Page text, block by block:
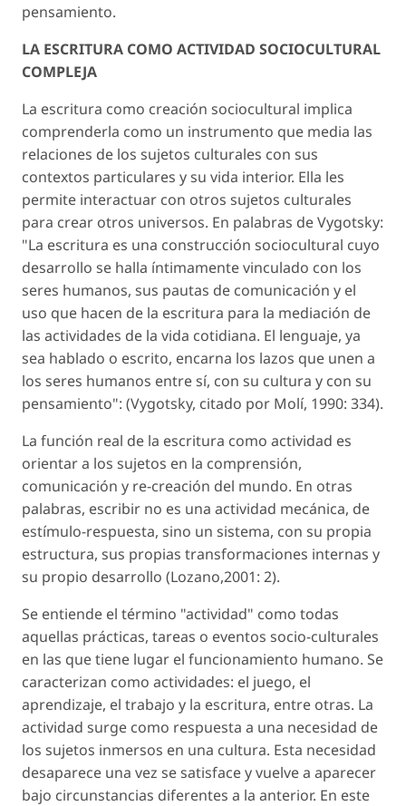
pensamiento.
LA ESCRITURA COMO ACTIVIDAD SOCIOCULTURAL
COMPLEJA
La escritura como creación sociocultural implica
comprenderla como un instrumento que media las
relaciones de los sujetos culturales con sus
contextos particulares y su vida interior. Ella les
permite interactuar con otros sujetos culturales
para crear otros universos. En palabras de Vygotsky:
"La escritura es una construcción sociocultural cuyo
desarrollo se halla íntimamente vinculado con los
seres humanos, sus pautas de comunicación y el
uso que hacen de la escritura para la mediación de
las actividades de la vida cotidiana. El lenguaje, ya
sea hablado o escrito, encarna los lazos que unen a
los seres humanos entre sí, con su cultura y con su
pensamiento": (Vygotsky, citado por Molí, 1990: 334).
La función real de la escritura como actividad es
orientar a los sujetos en la comprensión,
comunicación y re-creación del mundo. En otras
palabras, escribir no es una actividad mecánica, de
estímulo-respuesta, sino un sistema, con su propia
estructura, sus propias transformaciones internas y
su propio desarrollo (Lozano,2001: 2).
Se entiende el término "actividad" como todas
aquellas prácticas, tareas o eventos socio-culturales
en las que tiene lugar el funcionamiento humano. Se
caracterizan como actividades: el juego, el
aprendizaje, el trabajo y la escritura, entre otras. La
actividad surge como respuesta a una necesidad de
los sujetos inmersos en una cultura. Esta necesidad
desaparece una vez se satisface y vuelve a aparecer
bajo circunstancias diferentes a la anterior. En este